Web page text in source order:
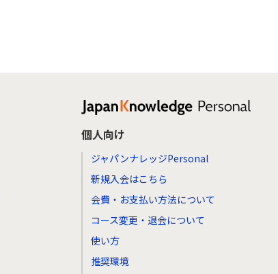
個人向け
ジャパンナレッジPersonal
新規入会はこちら
会費・お支払い方法について
コース変更・退会について
使い方
推奨環境